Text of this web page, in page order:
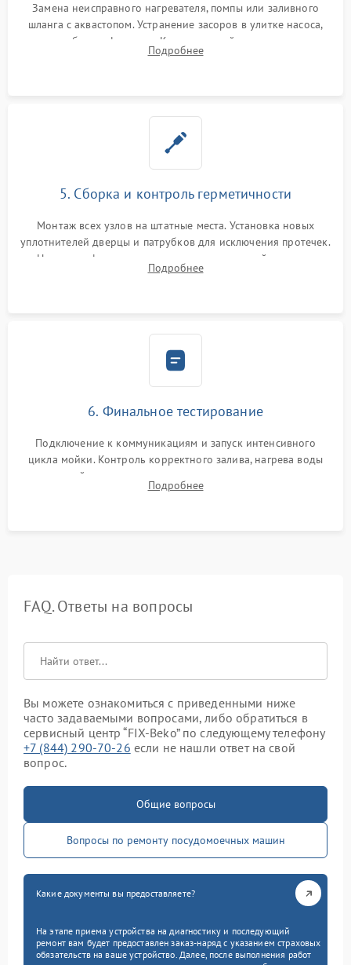
Замена неисправного нагревателя, помпы или заливного
шланга с аквастопом. Устранение засоров в улитке насоса,
патрубках и фильтрах. Компонентный ремонт платы
управления, восстановление поврежденной проводки.
Подробнее
5. Сборка и контроль герметичности
Монтаж всех узлов на штатные места. Установка новых
уплотнителей дверцы и патрубков для исключения протечек.
Надежная фиксация хомутов гидравлической системы,
сборка корпуса и установка датчика поплавка.
Подробнее
6. Финальное тестирование
Подключение к коммуникациям и запуск интенсивного
цикла мойки. Контроль корректного залива, нагрева воды
до нужной температуры, отсутствия посторонних шумов,
штатного слива и абсолютной сухости в поддоне.
Подробнее
FAQ. Ответы на вопросы
Вы можете ознакомиться с приведенными ниже
часто задаваемыми вопросами, либо обратиться в
сервисный центр “FIX-Beko” по следующему телефону
+7 (844) 290-70-26 если не нашли ответ на свой
вопрос.
Общие вопросы
Вопросы по ремонту посудомоечных машин
Какие документы вы предоставляете?
На этапе приема устройства на диагностику и последующий
ремонт вам будет предоставлен заказ-наряд с указанием страховых
обязательств на ваше устройство. Далее, после выполнения работ